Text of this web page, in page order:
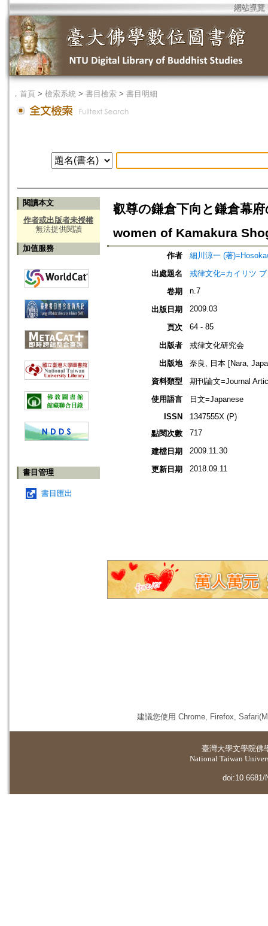
網站導覽
． 首頁 > 檢索系統 > 書目檢索 > 書目明細
閱讀本文
作者或出版者未授權
無法提供閱讀
加值服務
書目管理
書目匯出
叡尊の鎌倉下向と鎌倉幕
women of Kamakura
作者
細川涼一 (著
出處題名
戒律文化=カイリツ
卷期
n.7
出版日期 2009.03
頁次 64 - 85
出版者
戒律文化研究会
出版地
奈良, 日本 [Nara,
資料類型
期刊論文=Journal
使用語言
日文=Japanese
ISSN
1347555X (P)
點閱次數
717
建檔日期 2009.11.30
更新日期 2018.09.11
建議您使用 Chrome, Firefox,
臺灣大學文學院佛
National Taiwan
doi:10.6681/